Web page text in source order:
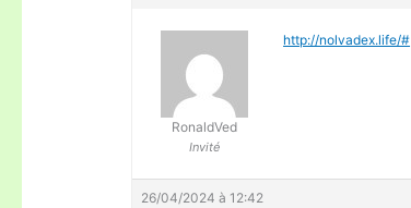
RonaldVed
Invité
http://nolvadex.life/#
26/04/2024 à 12:42